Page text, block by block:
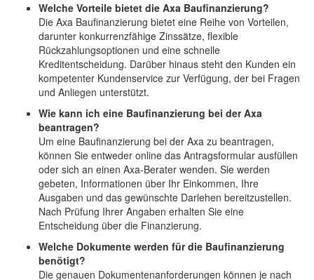
Welche Vorteile bietet die Axa Baufinanzierung?
Die Axa Baufinanzierung bietet eine Reihe von Vorteilen,
darunter konkurrenzfähige Zinssätze, flexible
Rückzahlungsoptionen und eine schnelle
Kreditentscheidung. Darüber hinaus steht den Kunden ein
kompetenter Kundenservice zur Verfügung, der bei Fragen
und Anliegen unterstützt.
Wie kann ich eine Baufinanzierung bei der Axa
beantragen?
Um eine Baufinanzierung bei der Axa zu beantragen,
können Sie entweder online das Antragsformular ausfüllen
oder sich an einen Axa-Berater wenden. Sie werden
gebeten, Informationen über Ihr Einkommen, Ihre
Ausgaben und das gewünschte Darlehen bereitzustellen.
Nach Prüfung Ihrer Angaben erhalten Sie eine
Entscheidung über die Finanzierung.
Welche Dokumente werden für die Baufinanzierung
benötigt?
Die genauen Dokumentenanforderungen können je nach